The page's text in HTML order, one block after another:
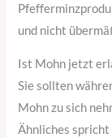
und nicht
Ist Mohn jetzt
Sie sollten
Mohn zu sich
Ähnliches